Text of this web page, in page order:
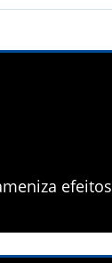
efeitos